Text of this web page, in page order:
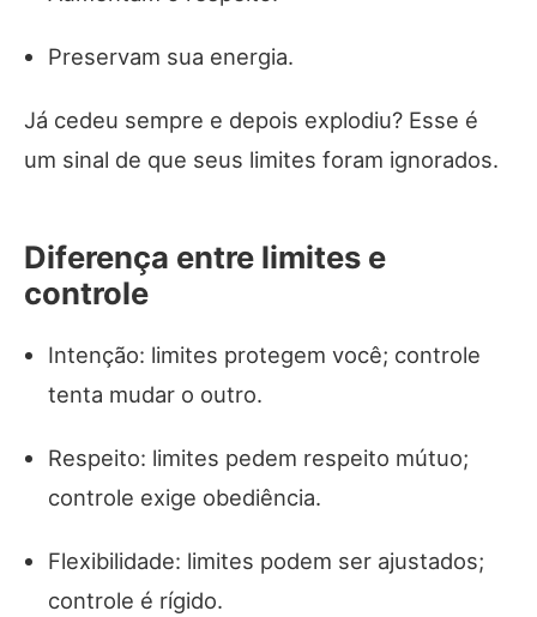
Preservam sua energia.
Já cedeu sempre e depois explodiu? Esse é
um sinal de que seus limites foram ignorados.
Diferença entre limites e
controle
Intenção: limites protegem você; controle
tenta mudar o outro.
Respeito: limites pedem respeito mútuo;
controle exige obediência.
Flexibilidade: limites podem ser ajustados;
controle é rígido.